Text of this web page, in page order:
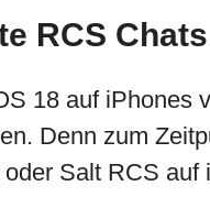
RCS Chats
18 auf iPhones
Denn zum
Salt RCS